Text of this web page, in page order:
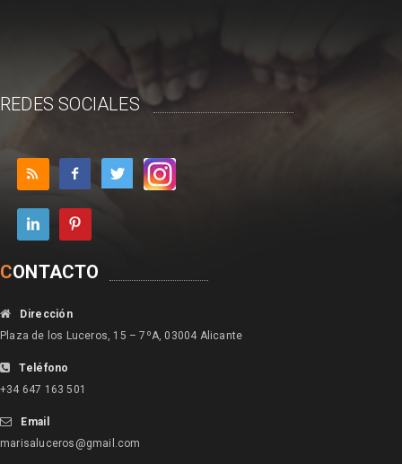
REDES SOCIALES
CONTACTO
Dirección
Plaza de los Luceros, 15 – 7ºA, 03004 Alicante
Teléfono
+34 647 163 501
Email
marisaluceros@gmail.com